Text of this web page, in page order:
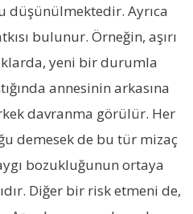
düşünülmektedir. Ayrıca
bulunur. Örneğin, aşırı
yeni bir durumla
annesinin arkasına
davranma görülür. Her
demesek de bu tür mizaç
bozukluğunun ortaya
Diğer bir risk etmeni de,